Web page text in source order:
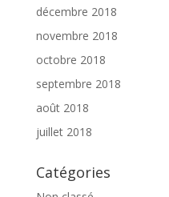
décembre 2018
novembre 2018
octobre 2018
septembre 2018
août 2018
juillet 2018
Catégories